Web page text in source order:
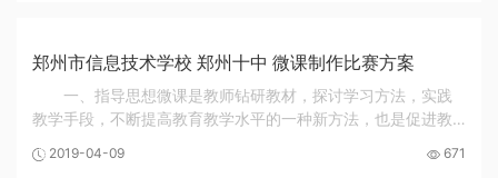
郑州市信息技术学校 郑州十中 微课制作比赛方案
一、指导思想微课是教师钻研教材，探讨学习方法，实践
教学手段，不断提高教育教学水平的一种新方法，也是促进教
发展，不断促进和提高教师的教学基本功和教育...
2019-04-09 671